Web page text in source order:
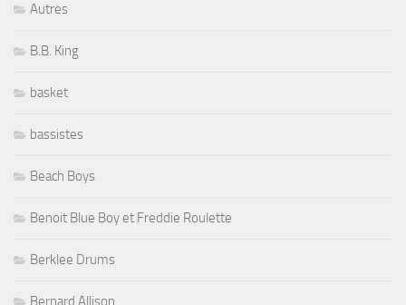
Autres
B.B. King
basket
bassistes
Beach Boys
Benoit Blue Boy et Freddie Roulette
Berklee Drums
Bernard Allison